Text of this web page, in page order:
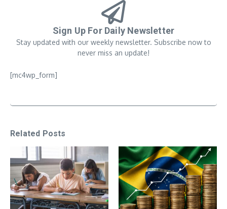
Sign Up For Daily Newsletter
Stay updated with our weekly newsletter. Subscribe now to
never miss an update!
[mc4wp_form]
Related Posts